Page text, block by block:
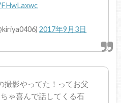
2017年9月3日
撮影やってた！ってお父
ゃ喜んで話してくる石